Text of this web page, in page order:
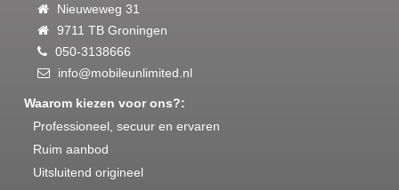
Nieuweweg 31
9711 TB Groningen
050-3138666
info@mobileunlimited.nl
Waarom kiezen voor ons?:
Professioneel, secuur en ervaren
Ruim aanbod
Uitsluitend origineel
mobileunlimited
Reparaties
Unlocken
Nieuwsbrief
Contact
Partners